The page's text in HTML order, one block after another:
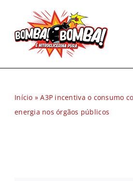
conteúdo
Início »A3P incentiva o consumo
energia nos órgãos públicos